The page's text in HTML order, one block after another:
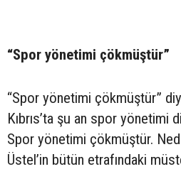
“Spor yönetimi çökmüştür”
“Spor yönetimi çökmüştür”
Kıbrıs’ta şu an spor yönetimi
Spor yönetimi çökmüştür.
Üstel’in bütün etrafındaki